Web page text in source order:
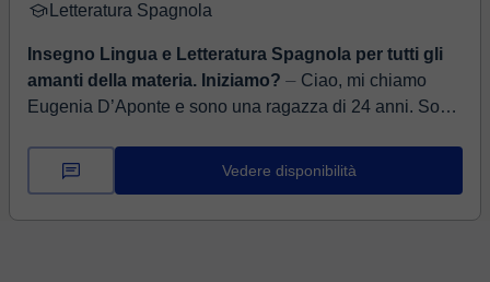
Letteratura Spagnola
Insegno Lingua e Letteratura Spagnola per tutti gli
amanti della materia. Iniziamo? ⏤ Ciao, mi chiamo
Eugenia D’Aponte e sono una ragazza di 24 anni. Sono
“L’Orientale” di Lingue di Napo...
Vedere disponibilità